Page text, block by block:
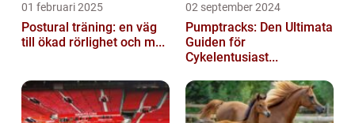
01 februari 2025
Postural träning: en väg
till ökad rörlighet och m...
02 september 2024
Pumptracks: Den Ultimata
Guiden för
Cykelentusiast...